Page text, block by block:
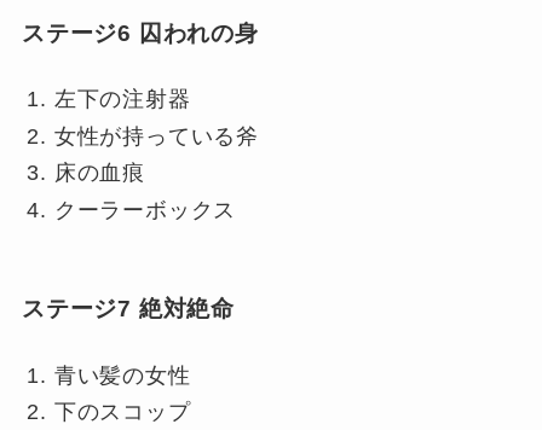
ステージ6 囚われの身
左下の注射器
女性が持っている斧
床の血痕
クーラーボックス
ステージ7 絶対絶命
青い髪の女性
下のスコップ